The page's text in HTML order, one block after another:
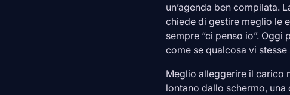
un’agenda ben compilata.
chiede di gestire meglio le
sempre “ci penso io”.
come se qualcosa vi
Meglio alleggerire il carico
lontano dallo schermo,